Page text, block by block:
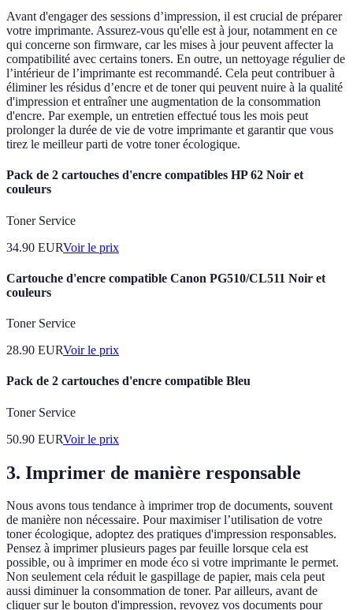
Avant d'engager des sessions d’impression, il est crucial de préparer
votre imprimante. Assurez-vous qu'elle est à jour, notamment en ce
qui concerne son firmware, car les mises à jour peuvent affecter la
compatibilité avec certains toners. En outre, un nettoyage régulier de
l’intérieur de l’imprimante est recommandé. Cela peut contribuer à
éliminer les résidus d’encre et de toner qui peuvent nuire à la qualité
d'impression et entraîner une augmentation de la consommation
d'encre. Par exemple, un entretien effectué tous les mois peut
prolonger la durée de vie de votre imprimante et garantir que vous
tirez le meilleur parti de votre toner écologique.
Pack de 2 cartouches d'encre compatibles HP 62 Noir et
couleurs
Toner Service
34.90 EURVoir le prix
Cartouche d'encre compatible Canon PG510/CL511 Noir et
couleurs
Toner Service
28.90 EURVoir le prix
Pack de 2 cartouches d'encre compatible Bleu
Toner Service
50.90 EURVoir le prix
3. Imprimer de manière responsable
Nous avons tous tendance à imprimer trop de documents, souvent
de manière non nécessaire. Pour maximiser l’utilisation de votre
toner écologique, adoptez des pratiques d'impression responsables.
Pensez à imprimer plusieurs pages par feuille lorsque cela est
possible, ou à imprimer en mode éco si votre imprimante le permet.
Non seulement cela réduit le gaspillage de papier, mais cela peut
aussi diminuer la consommation de toner. Par ailleurs, avant de
cliquer sur le bouton d'impression, revoyez vos documents pour